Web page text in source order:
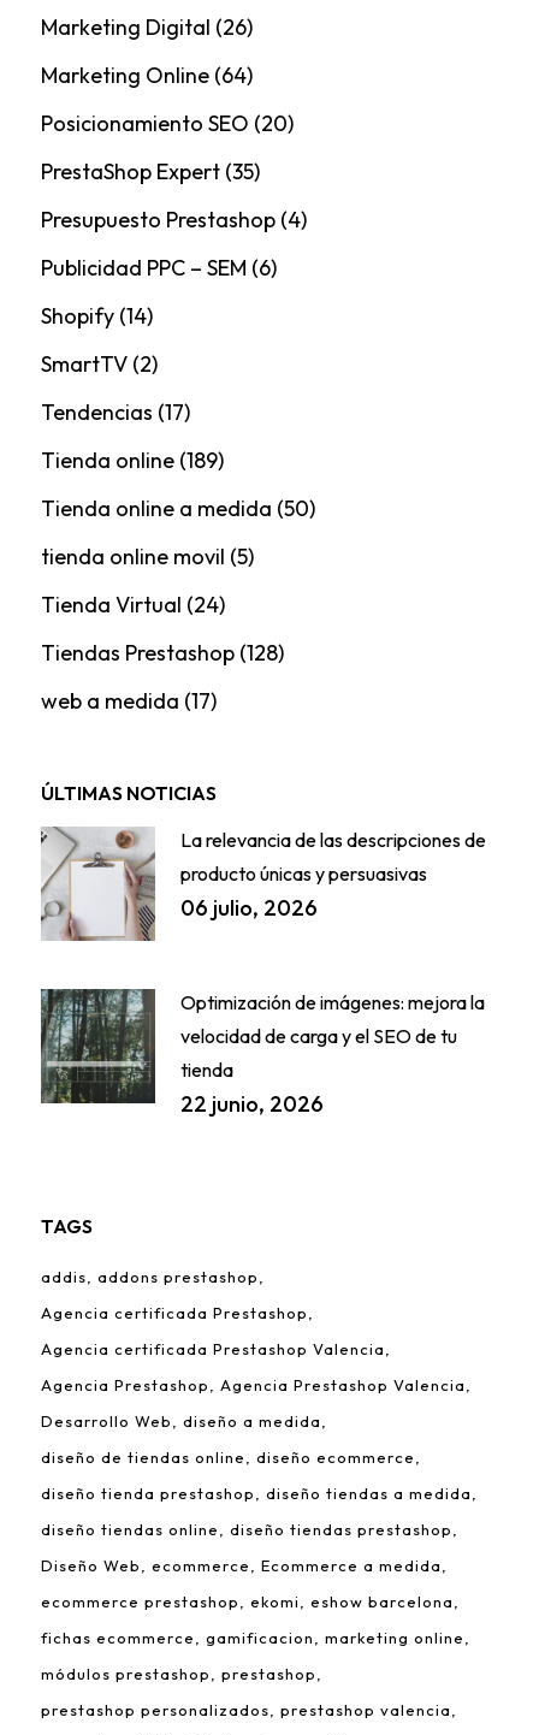
Marketing Digital (26)
Marketing Online(64)
Posicionamiento SEO (20)
PrestaShop Expert(35)
Presupuesto Prestashop(4)
Publicidad PPC – SEM (6)
Shopify(14)
SmartTV(2)
Tendencias (17)
Tienda online(189)
Tienda online a medida (50)
tienda online movil (5)
Tienda Virtual (24)
Tiendas Prestashop(128)
web a medida (17)
ÚLTIMAS NOTICIAS
La relevancia de las descripciones de
producto únicas y persuasivas
06 julio, 2026
Optimización de imágenes: mejora la
velocidad de carga y el SEO de tu
tienda
22 junio, 2026
TAGS
addis
addons prestashop
Agencia certificada Prestashop
Agencia certificada Prestashop Valencia
Agencia Prestashop
Agencia Prestashop Valencia
Desarrollo Web
diseño a medida
diseño de tiendas online
diseño ecommerce
diseño tienda prestashop
diseño tiendas a medida
diseño tiendas online
diseño tiendas prestashop
Diseño Web
ecommerce
Ecommerce a medida
ecommerce prestashop
ekomi
eshow barcelona
fichas ecommerce
gamificacion
marketing online
módulos prestashop
prestashop
prestashop personalizados
prestashop valencia